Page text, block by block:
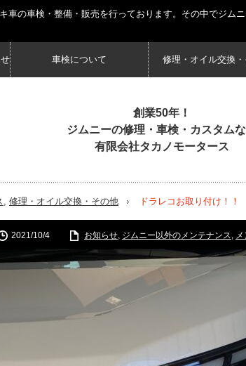
車の車検・整備・販売を行っております。その中でジム
車検について 修理・オイル交換
創業50年！
ジムニーの修理・車検・カスタム
有限会社タカノモータース
, 修理・オイル交換・その他 ドラレコお取り付け！！
2021/10/4 お知らせ, ジムニー以外のメンテナンス,